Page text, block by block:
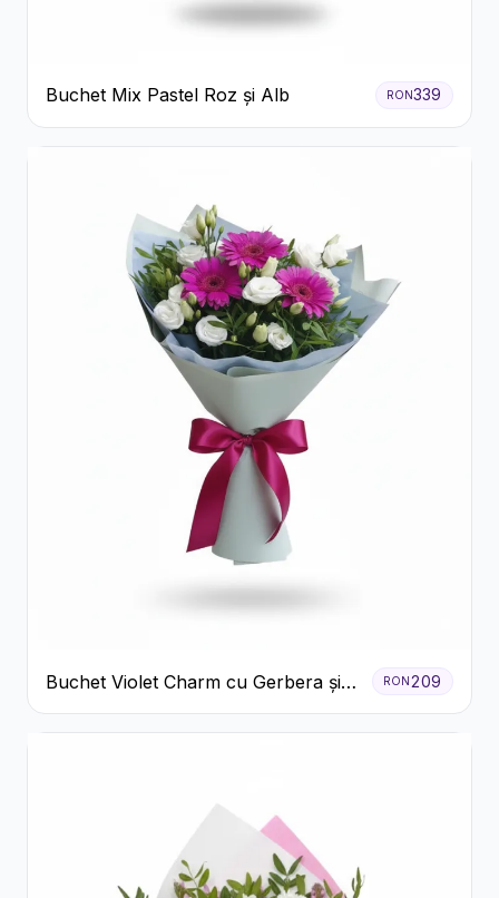
Buchet Mix Pastel Roz și Alb RON339
Buchet Violet Charm cu Gerbera și
Lisianthus Alb
RON 209